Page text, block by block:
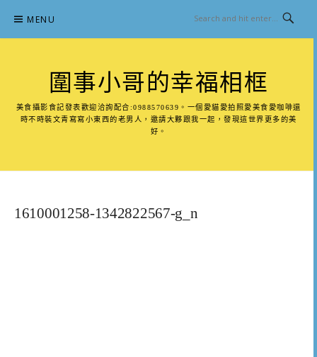
content
MENU
圍事小哥的幸福相框
美食攝影食記發表歡迎洽詢配合:0988570639。一個愛貓愛拍照愛美食愛咖啡還
時不時裝文青寫寫小東西的老男人，邀請大夥跟我一起，發現這世界更多的美
好。
1610001258-1342822567-g_n